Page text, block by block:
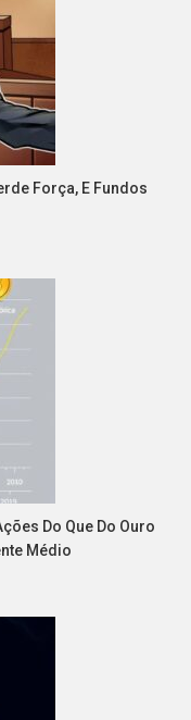
Força, E Fundos
Do Que Do Ouro
Médio